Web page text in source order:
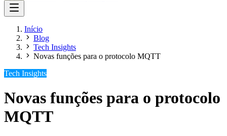
Início
Blog
Tech Insights
Novas funções para o protocolo MQTT
Tech Insights
Novas funções para o protocolo
MQTT